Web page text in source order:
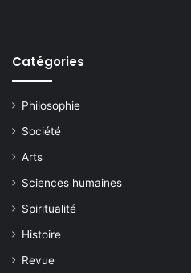
Catégories
Philosophie
Société
Arts
Sciences humaines
Spiritualité
Histoire
Revue